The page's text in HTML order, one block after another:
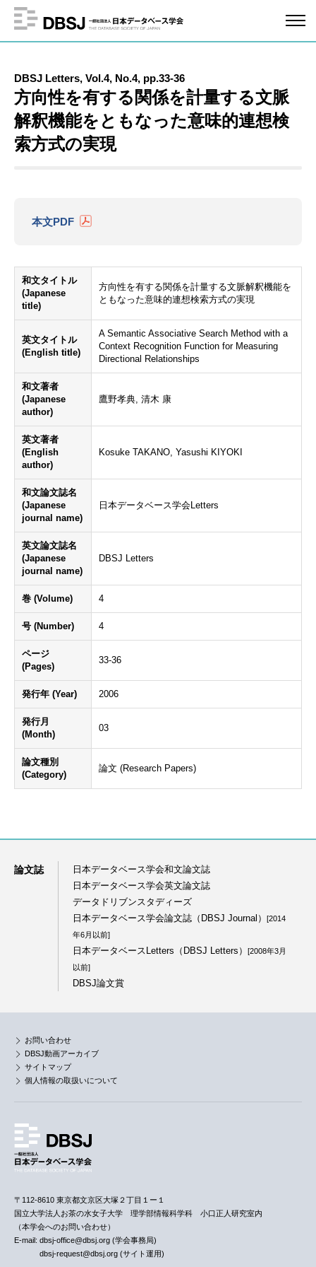
DBSJ Letters, Vol.4, No.4, pp.33-36
方向性を有する関係を計量する文脈
解釈機能をともなった意味的連想検
索方式の実現
本文PDF
和文タイトル
(Japanese
title)
方向性を有する関係を計量する文脈解釈機能を
ともなった意味的連想検索方式の実現
英文タイトル
(English title)
A Semantic Associative Search Method with a
Context Recognition Function for Measuring
Directional Relationships
和文著者
(Japanese
author)
鷹野孝典, 清木 康
英文著者
(English
author)
Kosuke TAKANO, Yasushi KIYOKI
和文論文誌名
(Japanese
journal name)
日本データベース学会Letters
英文論文誌名
(Japanese
journal name)
DBSJ Letters
巻 (Volume) 4
号 (Number) 4
ページ
(Pages)
33-36
発行年 (Year) 2006
発行月
(Month)
03
論文種別
(Category)
論文 (Research Papers)
論文誌
日本データベース学会和文論文誌
日本データベース学会英文論文誌
データドリブンスタディーズ
日本データベース学会論文誌（DBSJ Journal）
[2014
年6月以前]
日本データベースLetters（DBSJ Letters）
[2008年3月
以前]
DBSJ論文賞
お問い合わせ
DBSJ動画アーカイブ
サイトマップ
個人情報の取扱いについて
〒112-8610 東京都文京区大塚２丁目１ー１
国立大学法人お茶の水女子大学 理学部情報科学科 小口正人研究室内
（本学会へのお問い合わせ）
E-mail: dbsj-office@dbsj.org (学会事務局)
dbsj-request@dbsj.org (サイト運用)